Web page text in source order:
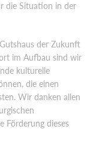
die Situation in der
der Zukunft
im Aufbau sind wir
kulturelle
die einen
Wir danken allen
Förderung dieses